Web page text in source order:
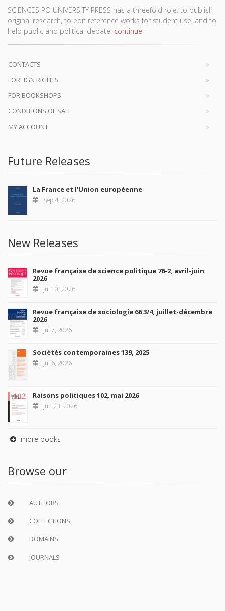
SCIENCES PO UNIVERSITY PRESS has a threefold role: to publish
original research, to edit reference works for student use, and to
help public and political debate. continue
CONTACTS
FOREIGN RIGHTS
FOR BOOKSHOPS
CONDITIONS OF SALE
MY ACCOUNT
Future Releases
La France et l'Union européenne
Sep 4, 2026
New Releases
Revue française de science politique 76-2, avril-juin
2026
Jul 10, 2026
Revue française de sociologie 66 3/4, juillet-décembre
2026
Jul 7, 2026
Sociétés contemporaines 139, 2025
Jul 6, 2026
Raisons politiques 102, mai 2026
Jun 23, 2026
more books
Browse our
AUTHORS
COLLECTIONS
DOMAINS
JOURNALS